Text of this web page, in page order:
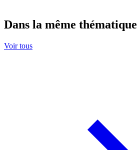
Dans la même thématique
Voir tous